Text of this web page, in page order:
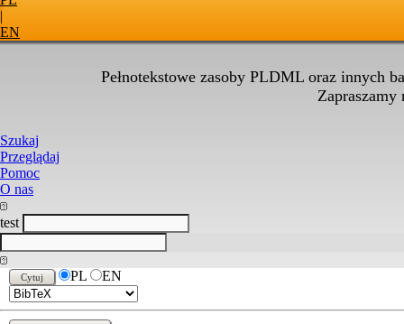
|
EN
Pełnotekstowe zasoby PLDML oraz innych
Zapraszamy
Szukaj
Przeglądaj
Pomoc
O nas
test
PL EN